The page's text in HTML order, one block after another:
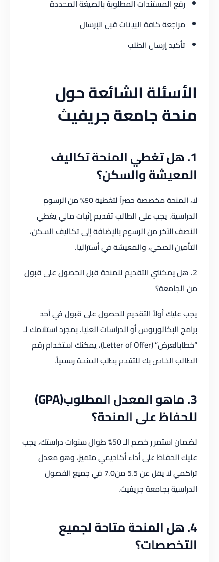
رفع المستندات المطلوبة بالصيغة المحددة
مراجعة كافة البيانات قبل الإرسال
تأكيد إرسال الطلب
الأسئلة الشائعة حول
منحة جامعة جريفيث
1. هل تغطي المنحة تكاليف
المعيشة والسكن؟
لا، المنحة مخصصة حصراً لتغطية 50% من الرسوم
الدراسية. يجب على الطالب تقديم إثبات مالي يغطي
النصف الآخر من الرسوم بالإضافة إلى تكاليف السكن،
التأمين الصحي، والمعيشة في أستراليا.
2. هل يمكنني التقديم للمنحة قبل الحصول على قبول
من الجامعة؟
يجب عليك أولاً التقديم للحصول على قبول في أحد
برامج البكالوريوس أو الدراسات العليا. بمجرد استلامك لـ
“خطابالعرض” (Letter of Offer)، يمكنك استخدام رقم
الطالب الخاص بك للتقدم بطلب المنحة رسمياً.
3. ماهو المعدل المطلوب(GPA)
للحفاظ على المنحة؟
لضمان استمرار خصم الـ 50% طوال سنوات دراستك، يجب
عليك الحفاظ على أداء أكاديمي متميز، وهو معدل
تراكمي لا يقل عن 5.5 من7.0 في جميع الفصول
الدراسية بجامعة جريفيث.
4. هل المنحة متاحة لجميع
التخصصات؟